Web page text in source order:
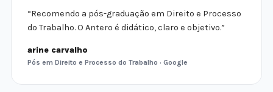
“Recomendo a pós-graduação em Direito e Processo
do Trabalho. O Antero é didático, claro e objetivo.”
arine carvalho
Pós em Direito e Processo do Trabalho · Google